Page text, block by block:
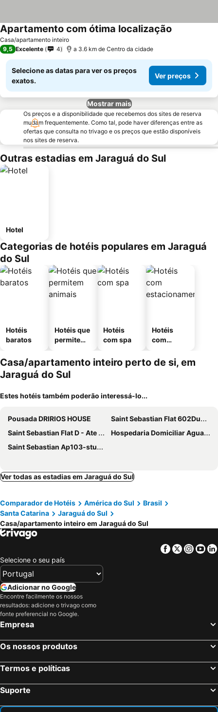
Casa/apartamento inteiro
Apartamento com ótima localização
9,5 Excelente 4 a 3.6 km de Centro da cidade
Selecione as datas para ver os preços
exatos.
Ver preços
Mostrar mais
Os preços e a disponibilidade que recebemos dos sites de reserva
mudam frequentemente. Como tal, pode haver diferenças entre as
ofertas que consulta no trivago e os preços que estão disponíveis
nos sites de reserva.
Outras estadias em Jaraguá do Sul
Hotel
Categorias de hotéis populares em Jaraguá
do Sul
Hotéis
baratos
Hotéis que
permitem
Hotéis
com spa
Hotéis
com
mento
Casa/apartamento inteiro perto de si, em
Jaraguá do Sul
Estes hotéis também poderão interessá-lo...
Pousada DRIRIOS HOUSE
Saint Sebastian Flat 602Duplex no Centro
Saint Sebastian Flat D - Ate 4 Pessoas! Duplex No Centro - Melhor Localizacao, Vista!
Hospedaria Domiciliar Agua Verde
Saint Sebastian Ap103-studio Pne
Ver todas as estadias em Jaraguá do Sul
Comparador de Hotéis América do Sul
Brasil
Santa Catarina
Jaraguá do Sul
Casa/apartamento inteiro em Jaraguá do Sul
Facebook
Twitter
Selecione o seu país
Adicionar no Google
Encontre facilmente os nossos
resultados: adicione o trivago como
fonte preferencial no Google.
Empresa
Os nossos produtos
Termos e políticas
Suporte